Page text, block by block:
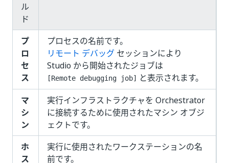
ル
ド
プ
ロ
セ
ス
プロセスの名前です。
リモート デバッグ セッションにより
Studio から開始されたジョブは
[Remote debugging job]
と表示されます。
マ
シ
ン
実行インフラストラクチャを Orchestrator
に接続するために使用されたマシン オブジ
ェクトです。
ホ
ス
実行に使用されたワークステーションの名
前です。